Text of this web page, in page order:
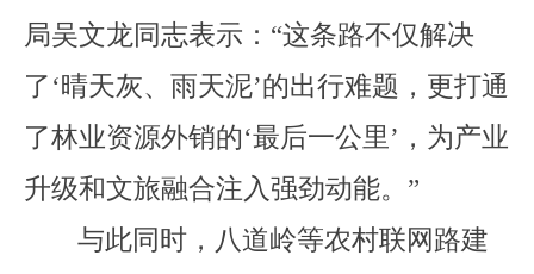
局吴文龙同志表示： “这条路不仅解决
了 ‘晴天灰、雨天泥’的出行难题，更打通
了林业资源外销的‘最后一公里 ’ ，为产业
升级和文旅融合注入强劲动能。 ”
与此同时，八道岭等农村联网路建